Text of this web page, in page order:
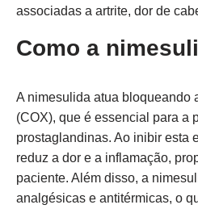
associadas a artrite, dor de
Como a
A nimesulida atua bloqueando
(COX), que é essencial para a
prostaglandinas. Ao inibir esta
reduz a dor e a inflamação,
paciente. Além disso, a
analgésicas e antitérmicas, o